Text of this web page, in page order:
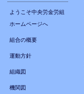
ようこそ中央労金労組
ホームページへ
組合の概要
運動方針
組織図
機関図